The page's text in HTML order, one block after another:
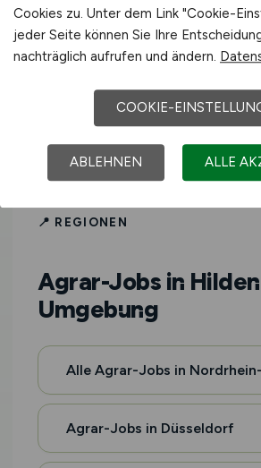
Forstwirtschaft und weiteren
der grünen Branche in
Umgebung.AGRAR.JOBS
Fachkräfte aller
Berufseinsteiger bis zur
📍 REGIONEN
Agrar-Jobs in
Umgebung
Alle Agrar-Jobs in
Agrar-Jobs in Düsseldorf
Cookies zu. Unter dem Link "Cookie-
jeder Seite können Sie Ihre
nachträglich aufrufen und ändern.
COOKIE-
ABLEHNEN ALLE